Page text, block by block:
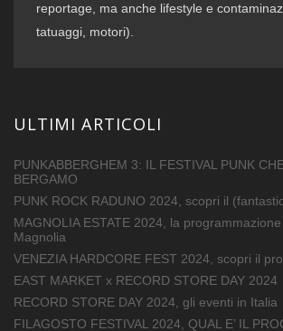
reportage, ma anche lifestyle e
tatuaggi, motori).
ULTIMI ARTICOLI
PUNKABBERGHEM 3: IL FESTIVAL PUNK
BERGAMO
PUNK ROCK RADUNO 2024, scopri il
MAGNOLIA ESTATE 2024, la
Magnolia
VENEZIA HARDCORE FEST 2024, scopri il
EAST MARKET x RECORD STORE DAY 2024
RECORD STORE DAY 2024, gli eventi in Italia
FILAGOSTO FESTIVAL 2024, QUAL E’ IL